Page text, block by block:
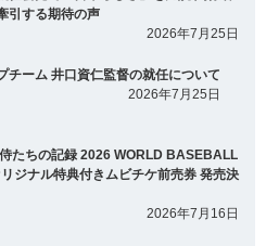
引する期待の声
2026年7月25日
チーム 井口資仁監督の就任について
2026年7月25日
侍たちの記録 2026 WORLD BASEBALL
ジナル特典付きムビチケ前売券 発売決
2026年7月16日